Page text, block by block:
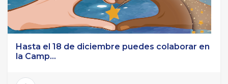
Hasta el 18 de diciembre puedes colaborar en
la Camp...